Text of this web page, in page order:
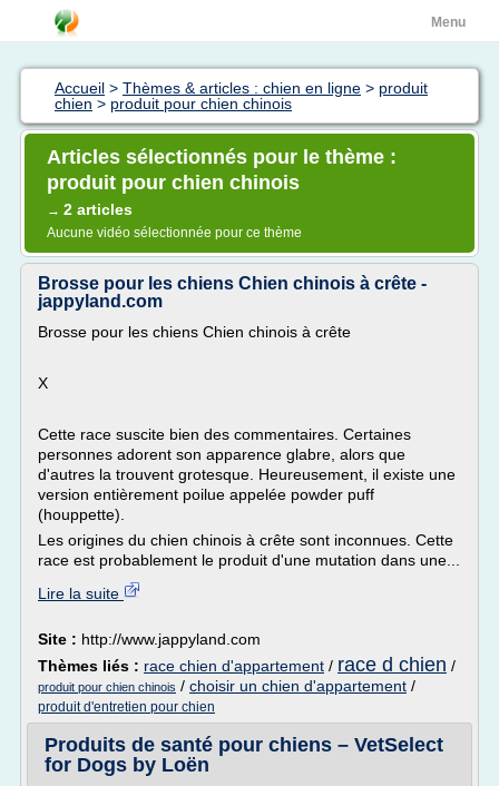
Menu
Accueil > Thèmes & articles : chien en ligne > produit
chien > produit pour chien chinois
Articles sélectionnés pour le thème :
produit pour chien chinois
→ 2 articles
Aucune vidéo sélectionnée pour ce thème
Brosse pour les chiens Chien chinois à crête -
jappyland.com
Brosse pour les chiens Chien chinois à crête
X
Cette race suscite bien des commentaires. Certaines
personnes adorent son apparence glabre, alors que
d'autres la trouvent grotesque. Heureusement, il existe une
version entièrement poilue appelée powder puff
(houppette).
Les origines du chien chinois à crête sont inconnues. Cette
race est probablement le produit d'une mutation dans une...
Lire la suite
Site : http://www.jappyland.com
Thèmes liés : race chien d'appartement / race d chien /
produit pour chien chinois / choisir un chien d'appartement /
produit d'entretien pour chien
Produits de santé pour chiens – VetSelect
for Dogs by Loën